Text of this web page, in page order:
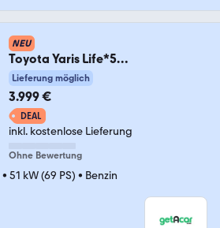
NEU
Toyota Yaris Life*5
Türen*LIMA*elektr Fenster &
Spiegel
Lieferung möglich
3.999 €
DEAL
inkl. kostenlose Lieferung
Ohne Bewertung
• 51 kW (69 PS) • Benzin